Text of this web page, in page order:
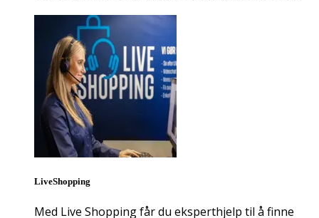
LiveShopping
Med Live Shopping får du eksperthjelp til å finne